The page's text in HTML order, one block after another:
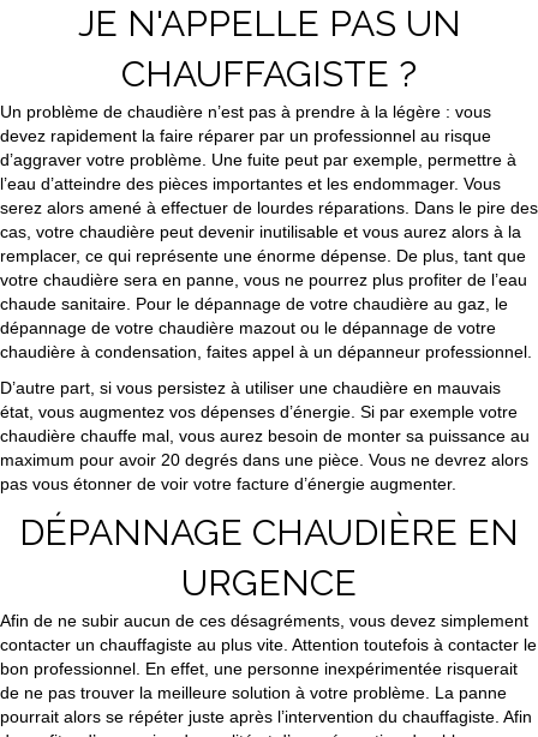
JE N'APPELLE PAS UN
CHAUFFAGISTE ?
Un problème de chaudière n’est pas à prendre à la légère : vous
devez rapidement la faire réparer par un professionnel au risque
d’aggraver votre problème. Une fuite peut par exemple, permettre à
l’eau d’atteindre des pièces importantes et les endommager. Vous
serez alors amené à effectuer de lourdes réparations. Dans le pire des
cas, votre chaudière peut devenir inutilisable et vous aurez alors à la
remplacer, ce qui représente une énorme dépense. De plus, tant que
votre chaudière sera en panne, vous ne pourrez plus profiter de l’eau
chaude sanitaire. Pour le dépannage de votre chaudière au gaz, le
dépannage de votre chaudière mazout ou le dépannage de votre
chaudière à condensation, faites appel à un dépanneur professionnel.
D’autre part, si vous persistez à utiliser une chaudière en mauvais
état, vous augmentez vos dépenses d’énergie. Si par exemple votre
chaudière chauffe mal, vous aurez besoin de monter sa puissance au
maximum pour avoir 20 degrés dans une pièce. Vous ne devrez alors
pas vous étonner de voir votre facture d’énergie augmenter.
DÉPANNAGE CHAUDIÈRE EN
URGENCE
Afin de ne subir aucun de ces désagréments, vous devez simplement
contacter un chauffagiste au plus vite. Attention toutefois à contacter le
bon professionnel. En effet, une personne inexpérimentée risquerait
de ne pas trouver la meilleure solution à votre problème. La panne
pourrait alors se répéter juste après l’intervention du chauffagiste. Afin